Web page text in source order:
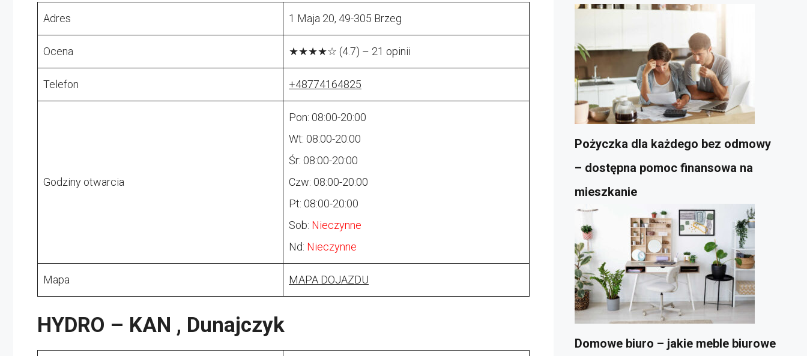
Adres 1 Maja 20, 49-305 Brzeg
Ocena ★★★★☆ (4.7) – 21 opinii
Telefon +48774164825
Godziny otwarcia
Pon: 08:00-20:00
Wt: 08:00-20:00
Śr: 08:00-20:00
Czw: 08:00-20:00
Pt: 08:00-20:00
Sob: Nieczynne
Nd: Nieczynne
Mapa MAPA DOJAZDU
HYDRO – KAN , Dunajczyk
Pożyczka dla każdego bez odmowy
– dostępna pomoc finansowa na
mieszkanie
Domowe biuro – jakie meble biurowe